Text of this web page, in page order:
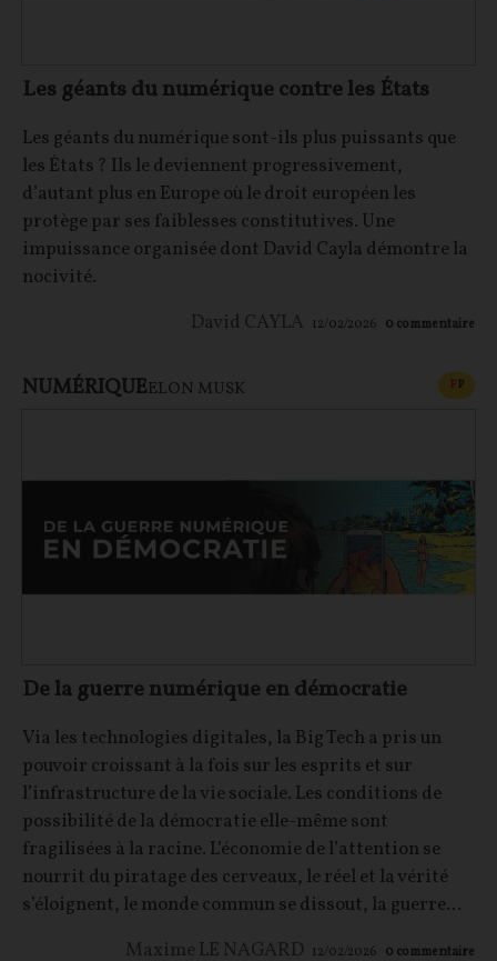
Les géants du numérique contre les États
Les géants du numérique sont-ils plus puissants que
les États ? Ils le deviennent progressivement,
d’autant plus en Europe où le droit européen les
protège par ses faiblesses constitutives. Une
impuissance organisée dont David Cayla démontre la
nocivité.
David CAYLA 12/02/2026 0 commentaire
NUMÉRIQUEELON MUSK FP
De la guerre numérique en démocratie
Via les technologies digitales, la Big Tech a pris un
pouvoir croissant à la fois sur les esprits et sur
l’infrastructure de la vie sociale. Les conditions de
possibilité de la démocratie elle-même sont
fragilisées à la racine. L’économie de l’attention se
nourrit du piratage des cerveaux, le réel et la vérité
s’éloignent, le monde commun se dissout, la guerre...
Maxime LE NAGARD 12/02/2026 0 commentaire